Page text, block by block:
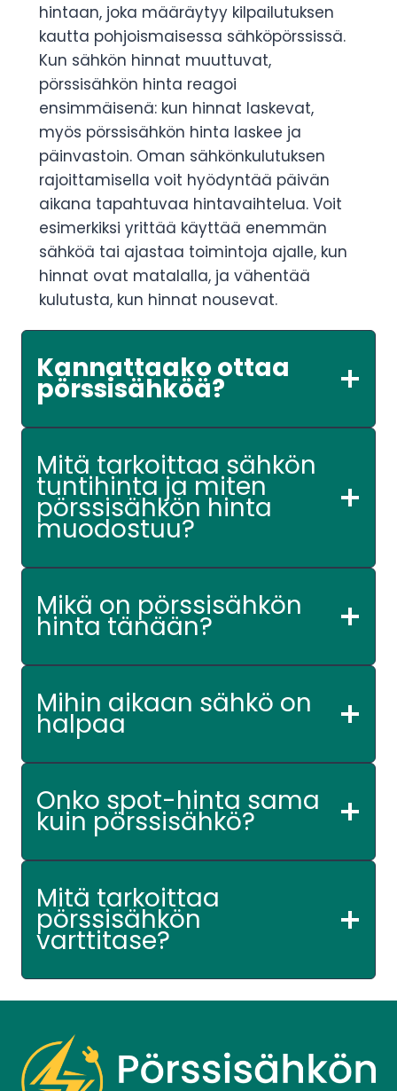
hintaan, joka määräytyy kilpailutuksen
kautta pohjoismaisessa sähköpörssissä.
Kun sähkön hinnat muuttuvat,
pörssisähkön hinta reagoi
ensimmäisenä: kun hinnat laskevat,
myös pörssisähkön hinta laskee ja
päinvastoin. Oman sähkönkulutuksen
rajoittamisella voit hyödyntää päivän
aikana tapahtuvaa hintavaihtelua. Voit
esimerkiksi yrittää käyttää enemmän
sähköä tai ajastaa toimintoja ajalle, kun
hinnat ovat matalalla, ja vähentää
kulutusta, kun hinnat nousevat.
Kannattaako ottaa
pörssisähköä?
Mitä tarkoittaa sähkön
tuntihinta ja miten
pörssisähkön hinta
muodostuu?
Mikä on pörssisähkön
hinta tänään?
Mihin aikaan sähkö on
halpaa
Onko spot-hinta sama
kuin pörssisähkö?
Mitä tarkoittaa
pörssisähkön
varttitase?